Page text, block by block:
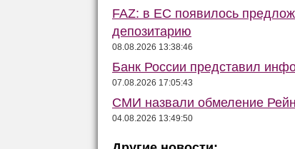
FAZ: в ЕС появилось
депозитарию
08.08.2026 13:38:46
Банк России представил
07.08.2026 17:05:43
СМИ назвали обмеление
04.08.2026 13:49:50